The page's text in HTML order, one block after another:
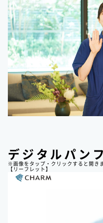
デジタルパン
※画像をタップ・クリックすると開き
【リーフレット】